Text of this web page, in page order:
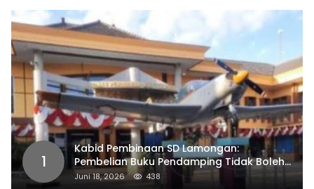
1
Kabid Pembinaan SD Lamongan:
Pembelian Buku Pendamping Tidak Boleh
Dipaksakan
Juni 18, 2026 438